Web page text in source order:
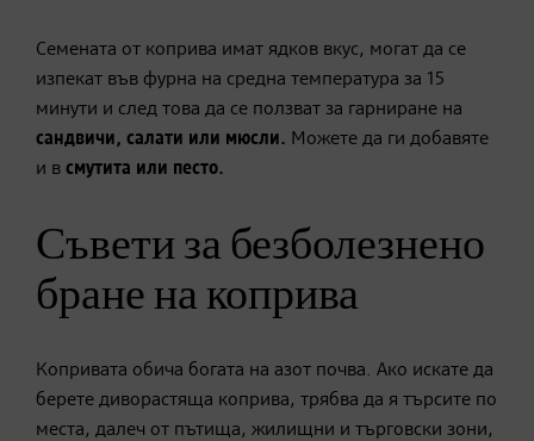
Семената от коприва имат ядков вкус, могат да се
изпекат във фурна на средна температура за 15
минути и след това да се ползват за гарниране на
сандвичи, салати или мюсли. Можете да ги добавяте
и в смутита или песто.
Съвети за безболезнено
бране на коприва
Копривата обича богата на азот почва. Ако искате да
берете диворастяща коприва, трябва да я търсите по
места, далеч от пътища, жилищни и търговски зони,